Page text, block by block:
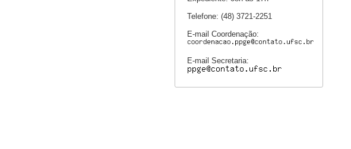
Telefone: (48) 3721-2251
E-mail Coordenação:
E-mail Secretaria: